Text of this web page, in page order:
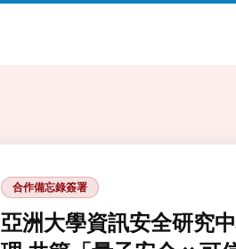
合作備忘錄簽署
亞洲大學資訊安全研究